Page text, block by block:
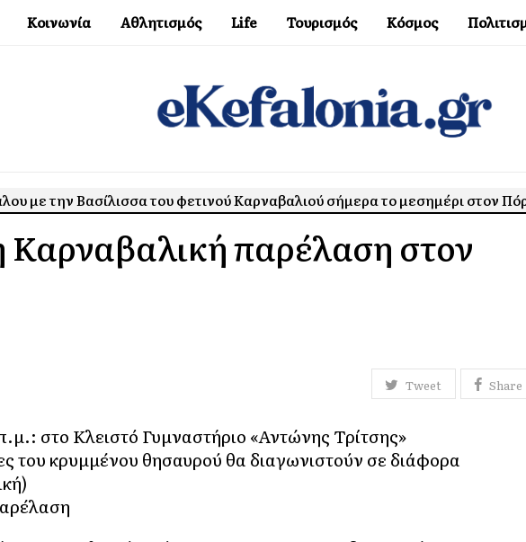
Κοινωνία Αθλητισμός Life Τουρισμός Κόσμος
με την Βασίλισσα του φετινού Καρναβαλιού σήμερα το μεσημέρι στον
Καρναβαλική παρέλαση στον
Tweet Share
στο Κλειστό Γυμναστήριο «Αντώνης Τρίτσης»
κρυμμένου θησαυρού θα διαγωνιστούν σε διάφορα